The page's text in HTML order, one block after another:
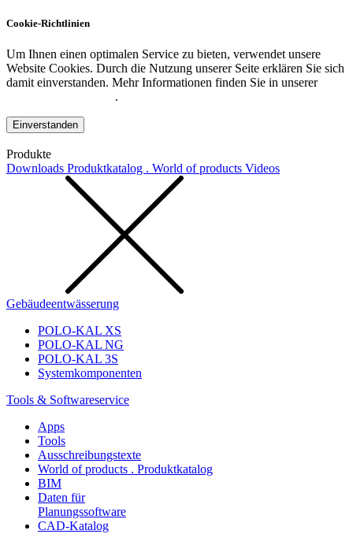
Cookie-Richtlinien
Um Ihnen einen optimalen Service zu bieten, verwendet unsere
Website Cookies. Durch die Nutzung unserer Seite erklären Sie sich
damit einverstanden. Mehr Informationen finden Sie in unserer
.
Einverstanden
Produkte
Downloads Produktkatalog . World of products Videos
Gebäudeentwässerung
POLO-KAL XS
POLO-KAL NG
POLO-KAL 3S
Systemkomponenten
Tools & Softwareservice
Apps
Tools
Ausschreibungstexte
World of products . Produktkatalog
BIM
Daten für
Planungssoftware
CAD-Katalog